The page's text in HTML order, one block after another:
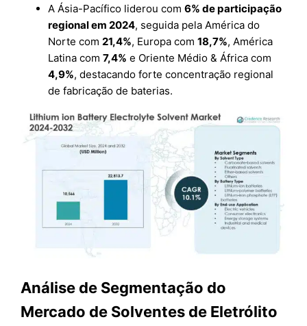
A Ásia-Pacífico liderou com6% de participação
regional em 2024, seguida pela América do
Norte com21,4%, Europa com18,7%, América
Latina com7,4% e Oriente Médio & África com
4,9%, destacando forte concentração regional
de fabricação de baterias.
Análise de Segmentação do
Mercado de Solventes de Eletrólito